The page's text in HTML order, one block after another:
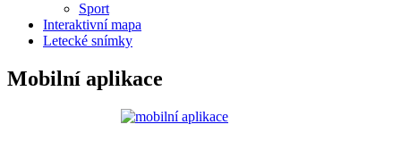
Sport
Interaktivní mapa
Letecké snímky
Mobilní aplikace